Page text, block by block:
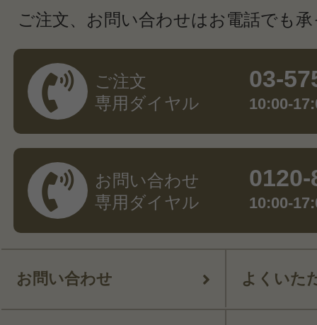
ご注文、お問い合わせはお電話でも
ご注文
専用ダイヤル
03-
10:00-
お問い合わせ
専用ダイヤル
10:00-
お問い合わせ よくいた